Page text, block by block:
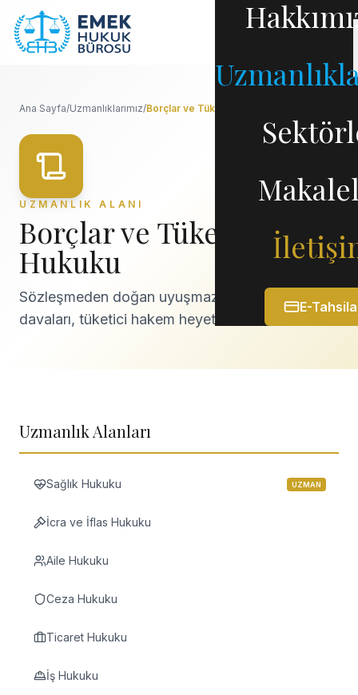
E-
Ana Sayfa/Uzmanlıklarımız/Borçlar ve Tüketici Hukuku
UZMANLIK ALANI
Borçlar ve Tüketici
Hukuku
Sözleşmeden doğan uyuşmazlıklar, alacak
davaları, tüketici hakem heyetleri ve davaları.
Uzmanlık Alanları
Sağlık Hukuku UZMAN
İcra ve İflas Hukuku
Aile Hukuku
Ceza Hukuku
Ticaret Hukuku
İş Hukuku